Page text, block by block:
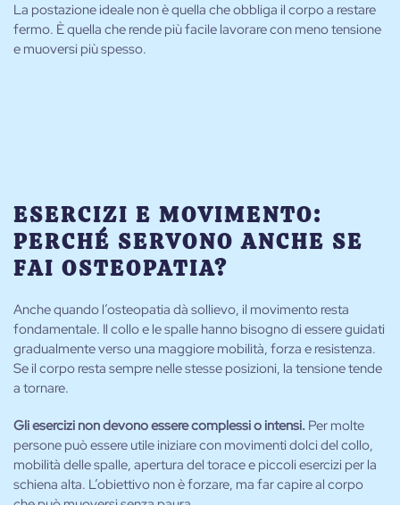
La postazione ideale non è quella che obbliga il corpo a restare
fermo. È quella che rende più facile lavorare con meno tensione
e muoversi più spesso.
ESERCIZI E MOVIMENTO:
PERCHÉ SERVONO ANCHE SE
FAI OSTEOPATIA?
Anche quando l’osteopatia dà sollievo, il movimento resta
fondamentale. Il collo e le spalle hanno bisogno di essere guidati
gradualmente verso una maggiore mobilità, forza e resistenza.
Se il corpo resta sempre nelle stesse posizioni, la tensione tende
a tornare.
Gli esercizi non devono essere complessi o intensi. Per molte
persone può essere utile iniziare con movimenti dolci del collo,
mobilità delle spalle, apertura del torace e piccoli esercizi per la
schiena alta. L’obiettivo non è forzare, ma far capire al corpo